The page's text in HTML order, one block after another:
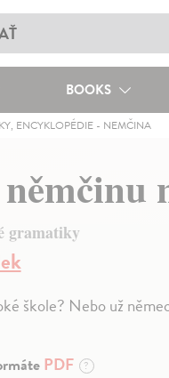
BOOKS
ENCYKLOPÉDIE - NEMČINA
gramatiky
škole? Nebo už
PDF ?